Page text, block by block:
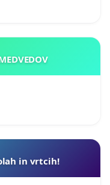
in vrtcih!